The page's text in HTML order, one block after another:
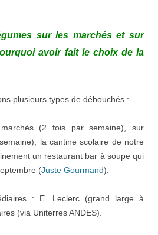
sur les marchés et sur
avoir fait le choix de la
plusieurs types de débouchés :
(2 fois par semaine), sur
la cantine scolaire de notre
un restaurant bar à soupe qui
(Juste Gourmand).
: E. Leclerc (grand large à
(via Uniterres ANDES).